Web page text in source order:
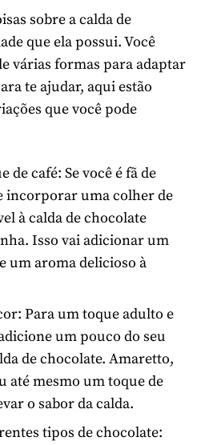
sobre a calda de
que ela possui. Você
várias formas para adaptar
te ajudar, aqui estão
que você pode
de café: Se você é fã de
incorporar uma colher de
à calda de chocolate
Isso vai adicionar um
um aroma delicioso à
Para um toque adulto e
um pouco do seu
de chocolate. Amaretto,
até mesmo um toque de
o sabor da calda.
tipos de chocolate: